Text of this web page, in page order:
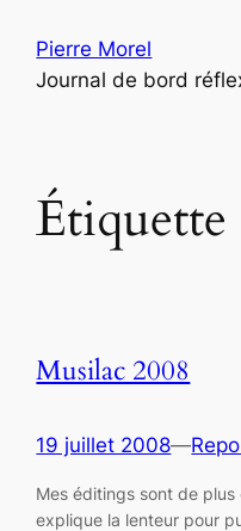
contenu
Pierre Morel
Journal de bord
Musilac 2008
19 juillet 2008—
Mes éditings sont de
explique la lenteur pour